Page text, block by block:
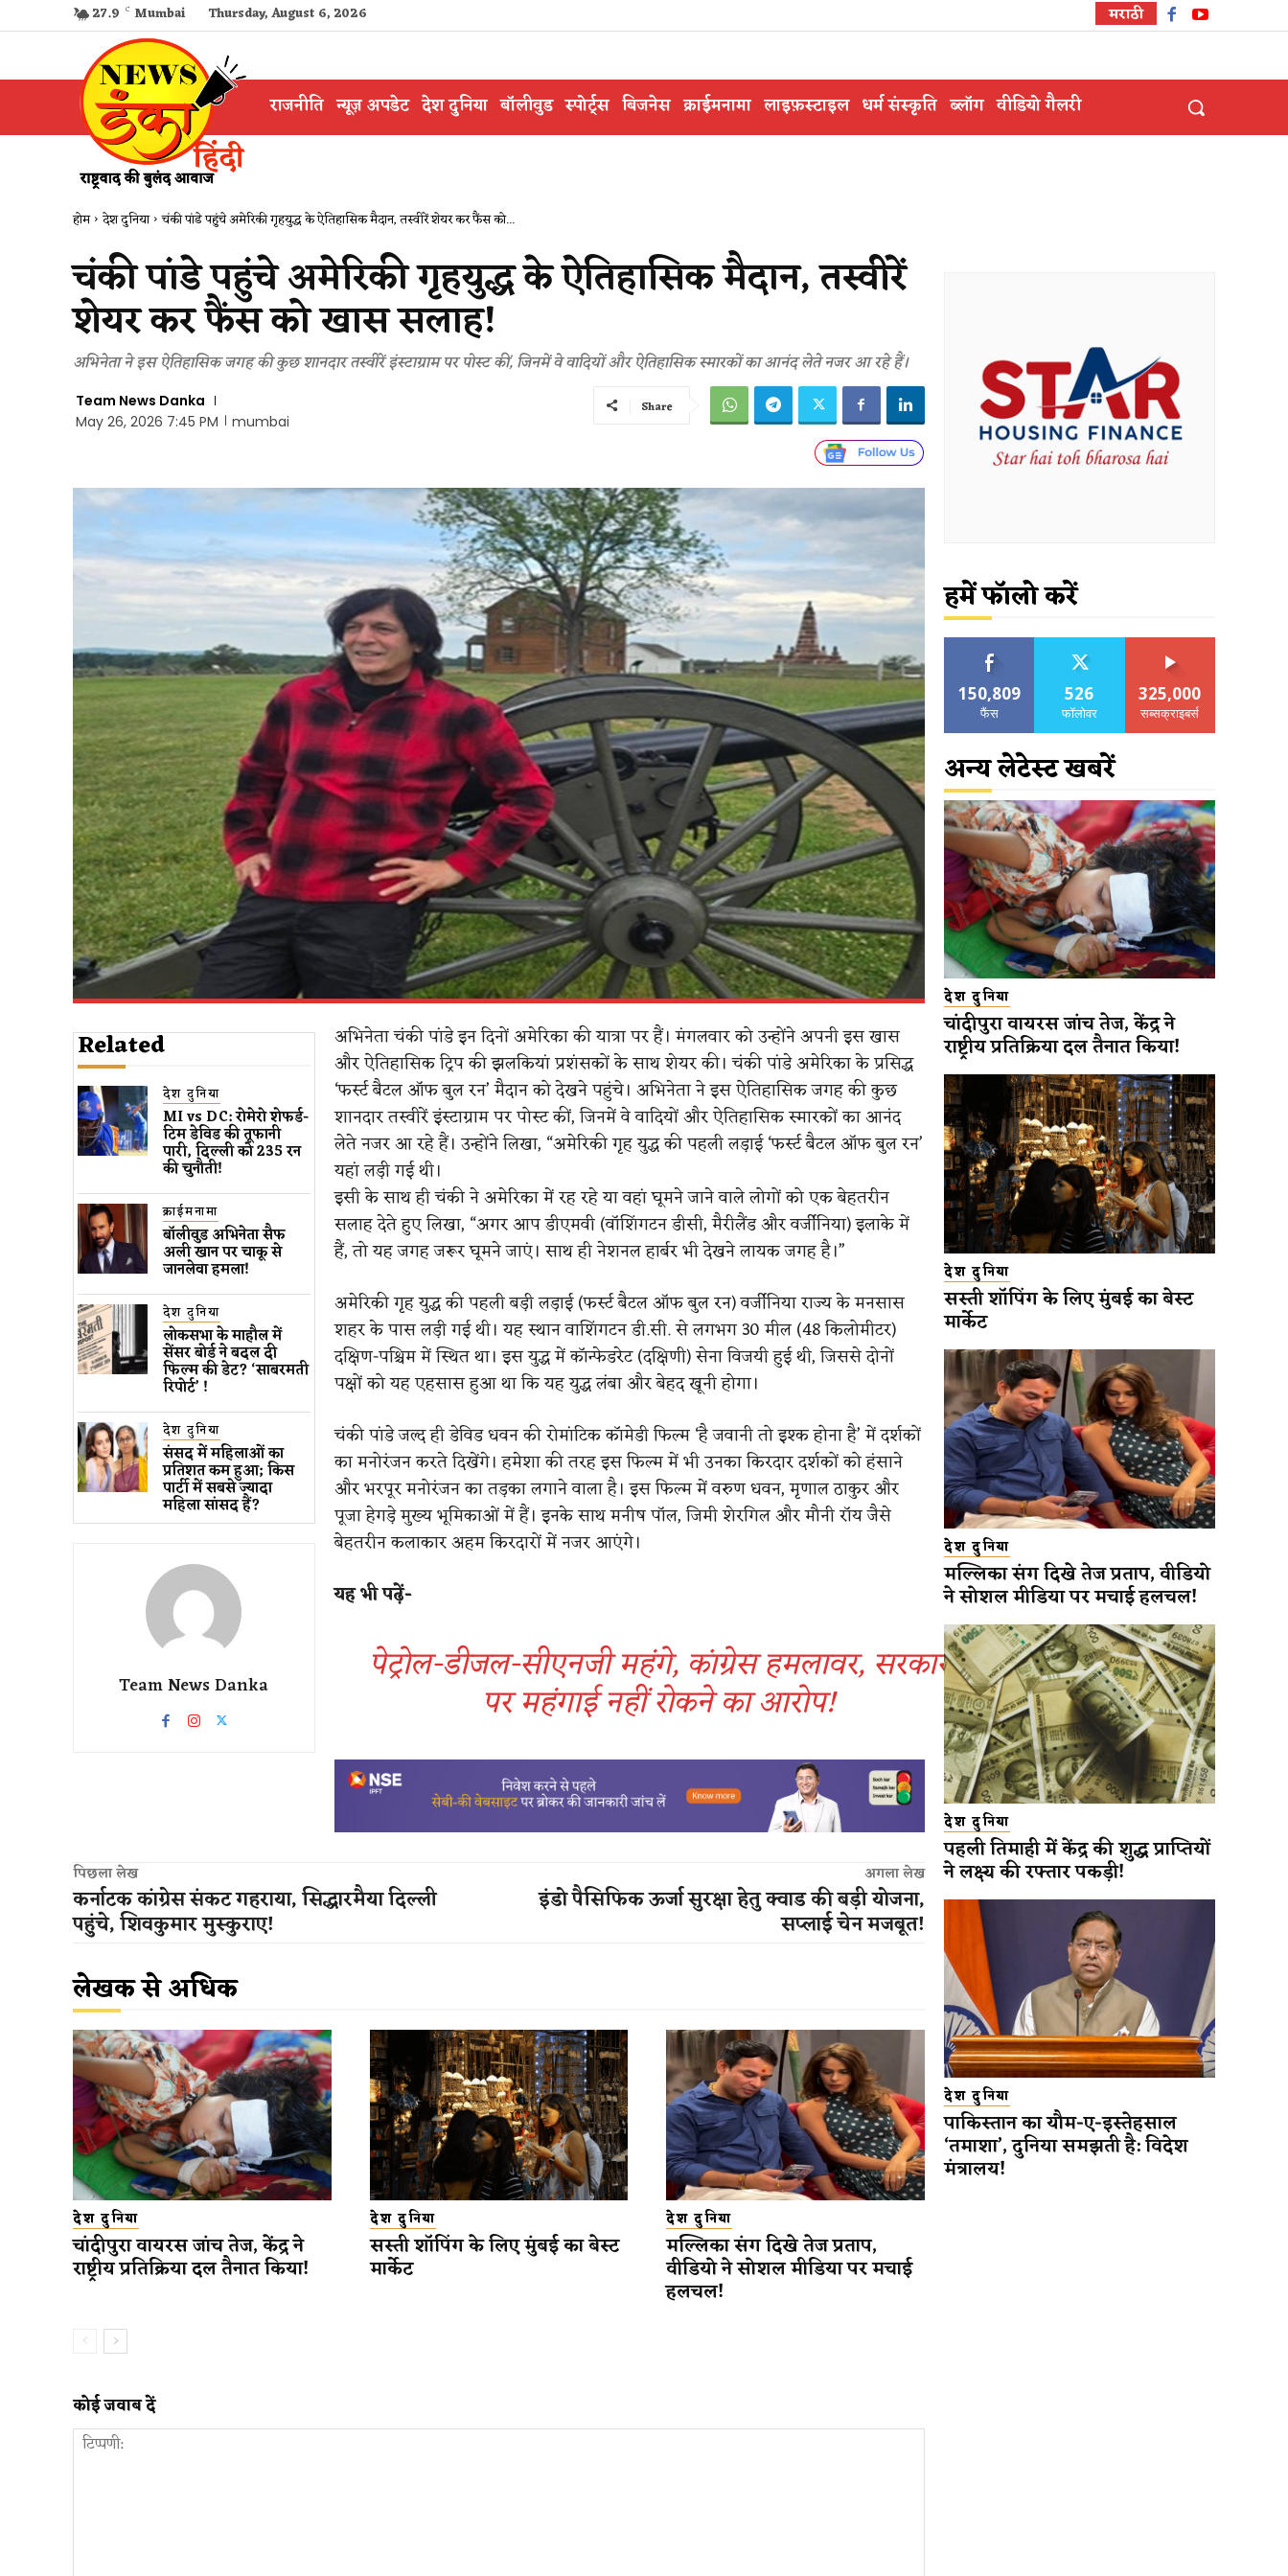
27.9 C Mumbai Thursday, August 6, 2026 मराठी
राजनीति न्यूज़ अपडेट देश दुनिया बॉलीवुड स्पोर्ट्स बिजनेस क्राईमनामा लाइफ़स्टाइल धर्म संस्कृति ब्लॉग वीडियो गैलरी
होम देश दुनिया चंकी पांडे पहुंचे अमेरिकी गृहयुद्ध के ऐतिहासिक मैदान, तस्वीरें शेयर कर फैंस को...
चंकी पांडे पहुंचे अमेरिकी गृहयुद्ध के ऐतिहासिक मैदान, तस्वीरें
शेयर कर फैंस को खास सलाह!
अभिनेता ने इस ऐतिहासिक जगह की कुछ शानदार तस्वीरें इंस्टाग्राम पर पोस्ट कीं, जिनमें वे वादियों और ऐतिहासिक स्मारकों का आनंद लेते नजर आ रहे हैं।
Team News Danka
May 26, 2026 7:45 PM
mumbai
Share
Related
देश दुनिया
MI vs DC: रोमेरो शेफर्ड-
टिम डेविड की तूफानी
पारी, दिल्ली को 235 रन
की चुनौती!
क्राईमनामा
बॉलीवुड​ अभिनेता सैफ
अली खान पर चाकू से ​
जानलेवा हमला​!
देश दुनिया
लोकसभा के माहौल में
सेंसर बोर्ड ने बदल दी
फिल्म की डेट? ‘साबरमती
रिपोर्ट’ !
देश दुनिया
संसद में महिलाओं का
प्रतिशत कम ​हुआ​; किस
पार्टी में सबसे ज्यादा
महिला सांसद हैं?
Team News Danka
अभिनेता चंकी पांडे इन दिनों अमेरिका की यात्रा पर हैं। मंगलवार को उन्होंने अपनी इस खास
और ऐतिहासिक ट्रिप की झलकियां प्रशंसकों के साथ शेयर की। चंकी पांडे अमेरिका के प्रसिद्ध
‘फर्स्ट बैटल ऑफ बुल रन’ मैदान को देखने पहुंचे। अभिनेता ने इस ऐतिहासिक जगह की कुछ
शानदार तस्वीरें इंस्टाग्राम पर पोस्ट कीं, जिनमें वे वादियों और ऐतिहासिक स्मारकों का आनंद
लेते नजर आ रहे हैं। उन्होंने लिखा, “अमेरिकी गृह युद्ध की पहली लड़ाई ‘फर्स्ट बैटल ऑफ बुल रन’
यहां लड़ी गई थी।
इसी के साथ ही चंकी ने अमेरिका में रह रहे या वहां घूमने जाने वाले लोगों को एक बेहतरीन
सलाह देते हुए लिखा, “अगर आप डीएमवी (वॉशिंगटन डीसी, मैरीलैंड और वर्जीनिया) इलाके में
हैं, तो यह जगह जरूर घूमने जाएं। साथ ही नेशनल हार्बर भी देखने लायक जगह है।”
अमेरिकी गृह युद्ध की पहली बड़ी लड़ाई (फर्स्ट बैटल ऑफ बुल रन) वर्जीनिया राज्य के मनसास
शहर के पास लड़ी गई थी। यह स्थान वाशिंगटन डी.सी. से लगभग 30 मील (48 किलोमीटर)
दक्षिण-पश्चिम में स्थित था। इस युद्ध में कॉन्फेडरेट (दक्षिणी) सेना विजयी हुई थी, जिससे दोनों
पक्षों को यह एहसास हुआ था कि यह युद्ध लंबा और बेहद खूनी होगा।
चंकी पांडे जल्द ही डेविड धवन की रोमांटिक कॉमेडी फिल्म ‘है जवानी तो इश्क होना है’ में दर्शकों
का मनोरंजन करते दिखेंगे। हमेशा की तरह इस फिल्म में भी उनका किरदार दर्शकों को हंसाने
और भरपूर मनोरंजन का तड़का लगाने वाला है। इस फिल्म में वरुण धवन, मृणाल ठाकुर और
पूजा हेगड़े मुख्य भूमिकाओं में हैं। इनके साथ मनीष पॉल, जिमी शेरगिल और मौनी रॉय जैसे
बेहतरीन कलाकार अहम किरदारों में नजर आएंगे।
यह भी पढ़ें-
पेट्रोल-डीजल-सीएनजी महंगे, कांग्रेस हमलावर, सरकार
पर महंगाई नहीं रोकने का आरोप!
पिछला लेख
कर्नाटक कांग्रेस संकट गहराया, सिद्धारमैया दिल्ली
पहुंचे, शिवकुमार मुस्कुराए!
अगला लेख
इंडो पैसिफिक ऊर्जा सुरक्षा हेतु क्वाड की बड़ी योजना,
सप्लाई चेन मजबूत!
लेखक से अधिक
देश दुनिया
चांदीपुरा वायरस जांच तेज, केंद्र ने
राष्ट्रीय प्रतिक्रिया दल तैनात किया!
देश दुनिया
सस्ती शॉपिंग के लिए मुंबई का बेस्ट
मार्केट
देश दुनिया
मल्लिका संग दिखे तेज प्रताप,
वीडियो ने सोशल मीडिया पर मचाई
हलचल!
कोई जवाब दें
हमें फॉलो करें
150,809
फैंस
526
फॉलोवर
325,000
सब्सक्राइबर्स
अन्य लेटेस्ट खबरें
देश दुनिया
चांदीपुरा वायरस जांच तेज, केंद्र ने
राष्ट्रीय प्रतिक्रिया दल तैनात किया!
देश दुनिया
सस्ती शॉपिंग के लिए मुंबई का बेस्ट
मार्केट
देश दुनिया
मल्लिका संग दिखे तेज प्रताप, वीडियो
ने सोशल मीडिया पर मचाई हलचल!
देश दुनिया
पहली तिमाही में केंद्र की शुद्ध प्राप्तियों
ने लक्ष्य की रफ्तार पकड़ी!
देश दुनिया
पाकिस्तान का यौम-ए-इस्तेहसाल
‘तमाशा’, दुनिया समझती है: विदेश
मंत्रालय!